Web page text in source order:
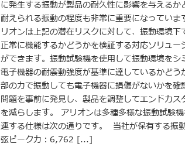
に発生する振動が製品の耐久性に影響を与えるか
耐えられる振動の程度も非常に重要になってい
リオンは上記の潜在リスクに対して、振動環境
正常に機能するかどうかを検証する対応ソリュー
ができます。振動試験機を使用して振動環境をシ
電子機器の耐震動強度が基準に達しているかどう
部の力で振動しても電子機器に損傷がないかを確
問題を事前に発見し、製品を調整してエンドカス
を減らします。 アリオンは多種多様な振動試験
連する仕様は次の通りです。 当社が保有する振
弦ピーク力：6,762 [...]